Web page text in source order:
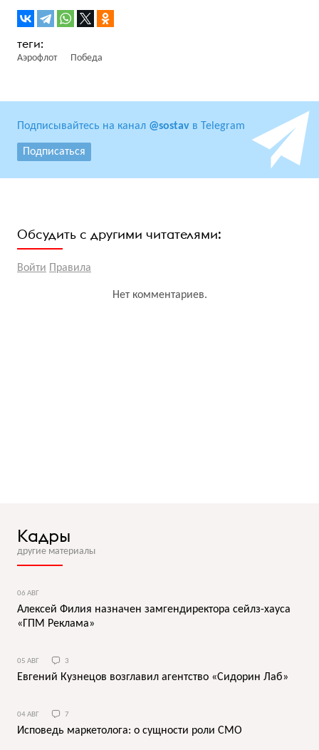
Аэрофлот Победа
Подписывайтесь на канал @sostav в Telegram
Подписаться
Обсудить с другими читателями:
Войти Правила
Нет комментариев.
Кадры
другие материалы
06 АВГ
Алексей Филия назначен замгендиректора сейлз-хауса
«ГПМ Реклама»
05 АВГ 3
Евгений Кузнецов возглавил агентство «Сидорин Лаб»
04 АВГ 7
Исповедь маркетолога: о сущности роли СМО